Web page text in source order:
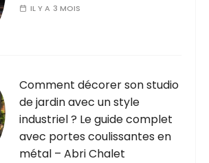
IL Y A 3 MOIS
Comment décorer son studio
de jardin avec un style
industriel ? Le guide complet
avec portes coulissantes en
métal – Abri Chalet